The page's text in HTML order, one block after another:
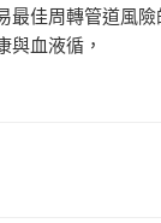
最佳周轉管道風險
與血液循，